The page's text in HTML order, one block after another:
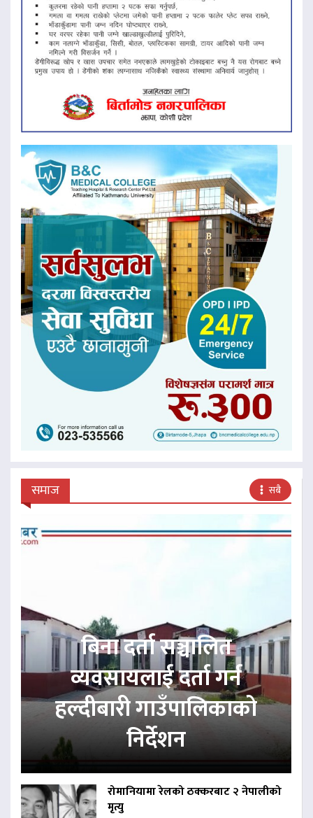
समाज सबै
बिना दर्ता सञ्चालित
व्यवसायलाई दर्ता गर्न
हल्दीबारी गाउँपालिकाको
निर्देशन
रोमानियामा रेलको ठक्करबाट २ नेपालीको
मृत्यु